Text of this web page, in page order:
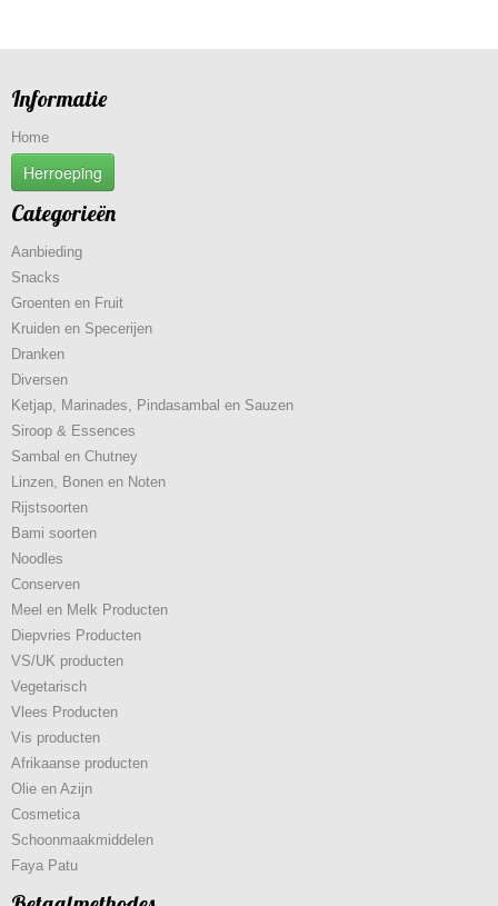
Informatie
Home
Herroeping
Categorieën
Aanbieding
Snacks
Groenten en Fruit
Kruiden en Specerijen
Dranken
Diversen
Ketjap, Marinades, Pindasambal en Sauzen
Siroop & Essences
Sambal en Chutney
Linzen, Bonen en Noten
Rijstsoorten
Bami soorten
Noodles
Conserven
Meel en Melk Producten
Diepvries Producten
VS/UK producten
Vegetarisch
Vlees Producten
Vis producten
Afrikaanse producten
Olie en Azijn
Cosmetica
Schoonmaakmiddelen
Faya Patu